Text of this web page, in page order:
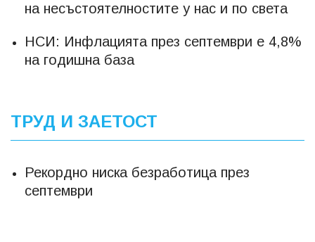
на несъстоятелностите у нас и по света
НСИ: Инфлацията през септември е 4,8%
на годишна база
ТРУД И ЗАЕТОСТ
Рекордно ниска безработица през
септември